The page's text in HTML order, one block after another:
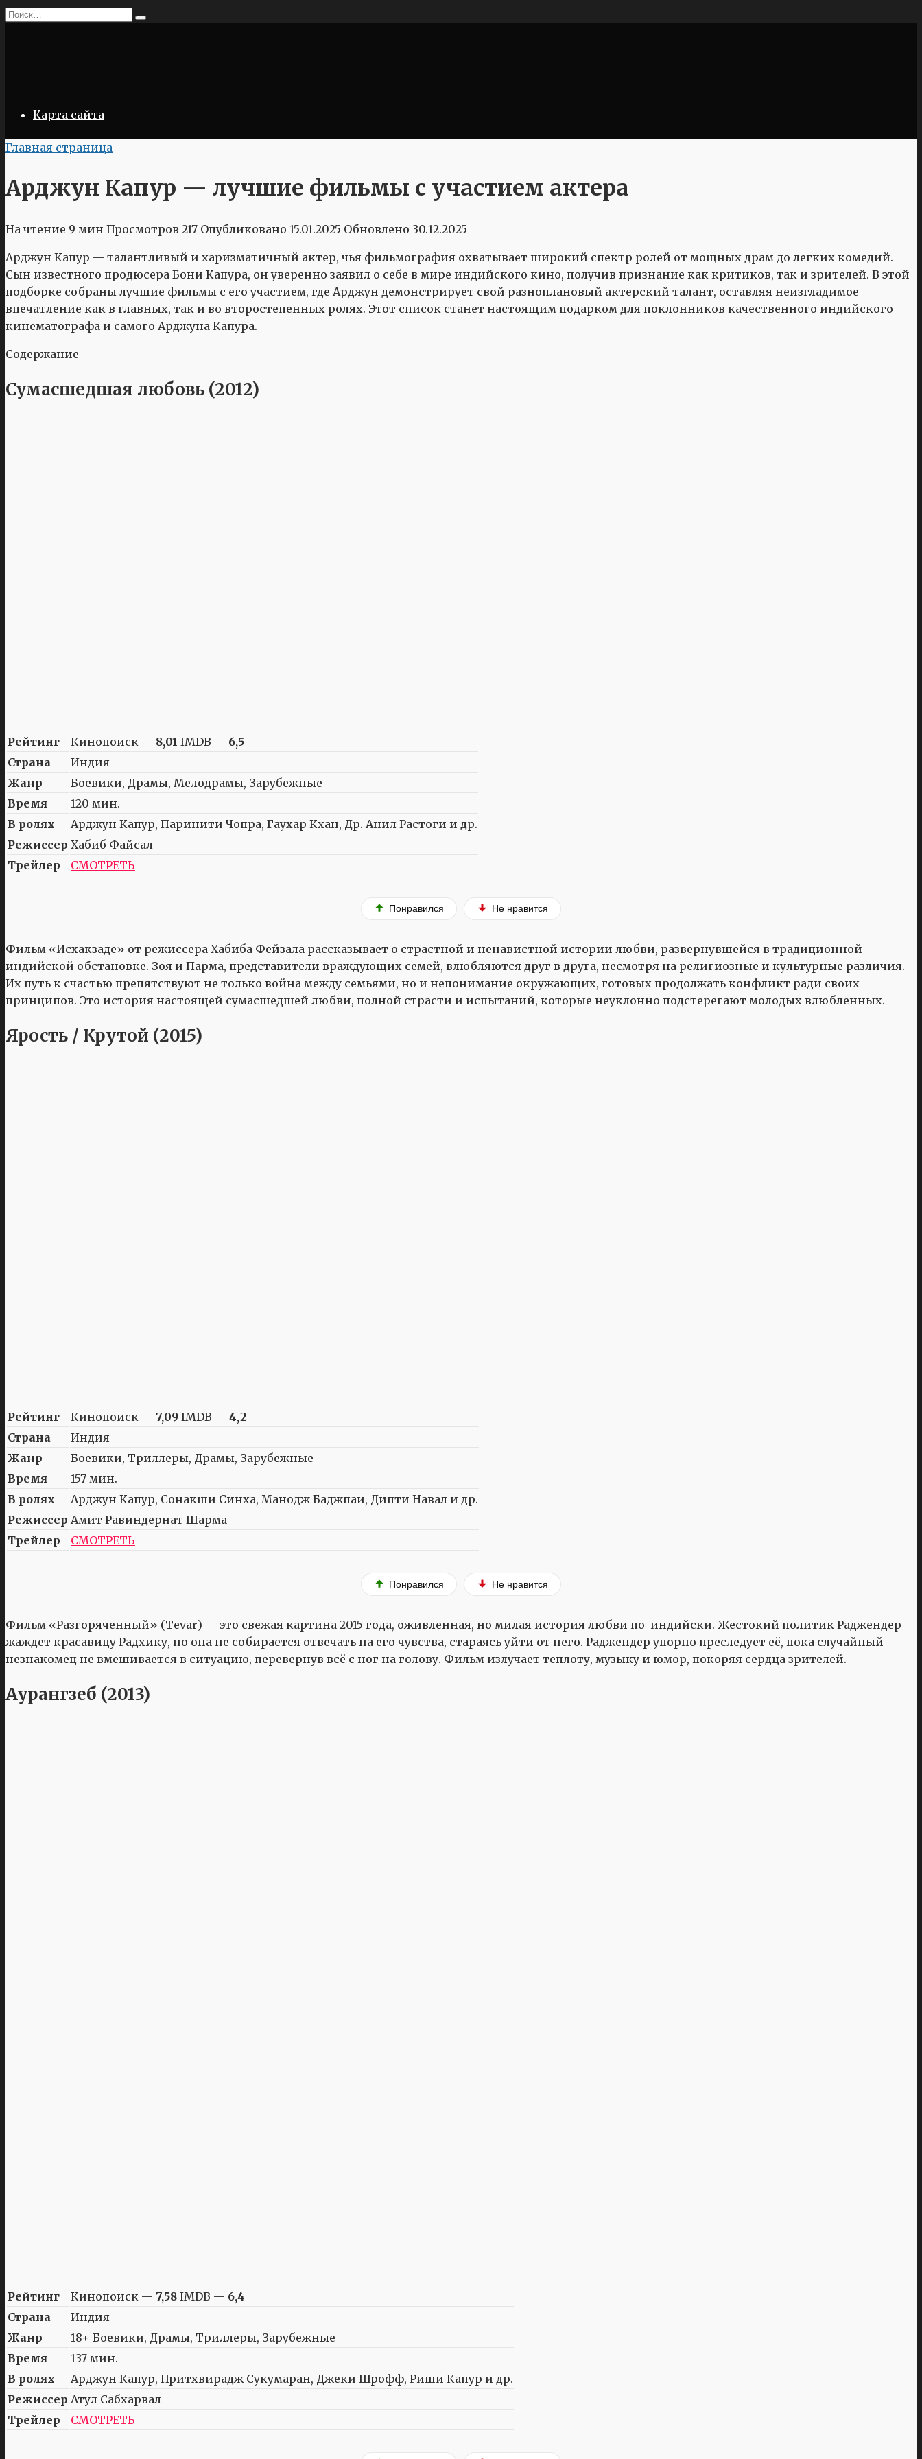
Перейти
Search
Карта сайта
Главная страница
Арджун Капур — лучшие фильмы с участием актера
На чтение 9 мин Просмотров 217 Опубликовано 15.01.2025 Обновлено 30.12.2025
Арджун Капур — талантливый и харизматичный актер, чья фильмография охватывает широкий спектр ролей от мощных драм до легких комедий.
Сын известного продюсера Бони Капура, он уверенно заявил о себе в мире индийского кино, получив признание как критиков, так и зрителей. В этой
подборке собраны лучшие фильмы с его участием, где Арджун демонстрирует свой разноплановый актерский талант, оставляя неизгладимое
впечатление как в главных, так и во второстепенных ролях. Этот список станет настоящим подарком для поклонников качественного индийского
кинематографа и самого Арджуна Капура.
Содержание
Сумасшедшая любовь (2012)
Рейтинг Кинопоиск — 8,01 IMDB — 6,5
Страна
Индия
Жанр
Боевики, Драмы, Мелодрамы, Зарубежные
Время
120 мин.
В ролях
Арджун Капур, Паринити Чопра, Гаухар Кхан, Др. Анил Растоги и др.
Режиссер Хабиб Файсал
Трейлер
СМОТРЕТЬ
Понравился Не нравится
Фильм «Исхакзаде» от режиссера Хабиба Фейзала рассказывает о страстной и ненавистной истории любви, развернувшейся в традиционной
индийской обстановке. Зоя и Парма, представители враждующих семей, влюбляются друг в друга, несмотря на религиозные и культурные различия.
Их путь к счастью препятствуют не только война между семьями, но и непонимание окружающих, готовых продолжать конфликт ради своих
принципов. Это история настоящей сумасшедшей любви, полной страсти и испытаний, которые неуклонно подстерегают молодых влюбленных.
Ярость / Крутой (2015)
Рейтинг Кинопоиск — 7,09 IMDB — 4,2
Страна
Индия
Жанр
Боевики, Триллеры, Драмы, Зарубежные
Время
157 мин.
В ролях
Арджун Капур, Сонакши Синха, Манодж Баджпаи, Дипти Навал и др.
Режиссер Амит Равиндернат Шарма
Трейлер
СМОТРЕТЬ
Понравился Не нравится
Фильм «Разгоряченный» (Tevar) — это свежая картина 2015 года, оживленная, но милая история любви по-индийски. Жестокий политик Раджендер
жаждет красавицу Радхику, но она не собирается отвечать на его чувства, стараясь уйти от него. Раджендер упорно преследует её, пока случайный
незнакомец не вмешивается в ситуацию, перевернув всё с ног на голову. Фильм излучает теплоту, музыку и юмор, покоряя сердца зрителей.
Аурангзеб (2013)
Рейтинг Кинопоиск — 7,58 IMDB — 6,4
Страна
Индия
Жанр
18+ Боевики, Драмы, Триллеры, Зарубежные
Время
137 мин.
В ролях
Арджун Капур, Притхвирадж Сукумаран, Джеки Шрофф, Риши Капур и др.
Режиссер Атул Сабхарвал
Трейлер
СМОТРЕТЬ